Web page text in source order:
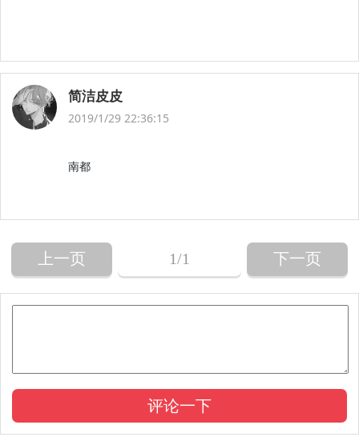
简洁皮皮
2019/1/29 22:36:15
南都
上一页 1/1 下一页